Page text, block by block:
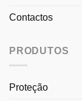
Contactos
PRODUTOS
Proteção